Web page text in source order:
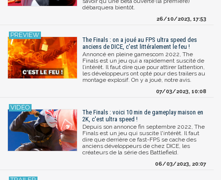
débarquera bientôt.
26/10/2023, 17:53
The Finals : on a joué au FPS ultra speed des
anciens de DICE, c'est littéralement le feu !
Annoncé en pleine gamescom 2022, The
Finals est un jeu qui a rapidement suscité de
l’intérêt. Il faut dire que pour attirer l’attention,
les développeurs ont opté pour des trailers au
montage explosif. On y a joué, notre avis.
07/03/2023, 10:08
The Finals : voici 10 min de gameplay maison en
2K, c'est ultra speed !
Depuis son annonce fin septembre 2022, The
Finals est un jeu qui suscite l'intérêt. Il faut
dire que derrière ce fast-FPS se cache des
anciens développeurs de chez DICE, les
créateurs de la série des Battlefield.
06/03/2023, 20:07